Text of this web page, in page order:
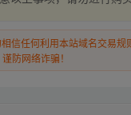
信任何利用本站域名交易
防网络诈骗！